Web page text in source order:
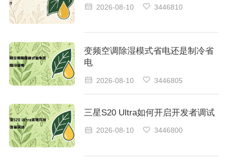
2026-08-10 3446810
变频空调除湿模式省电还是制冷省
电
2026-08-10 3446805
三星S20 Ultra如何开启开发者调试
2026-08-10 3446800